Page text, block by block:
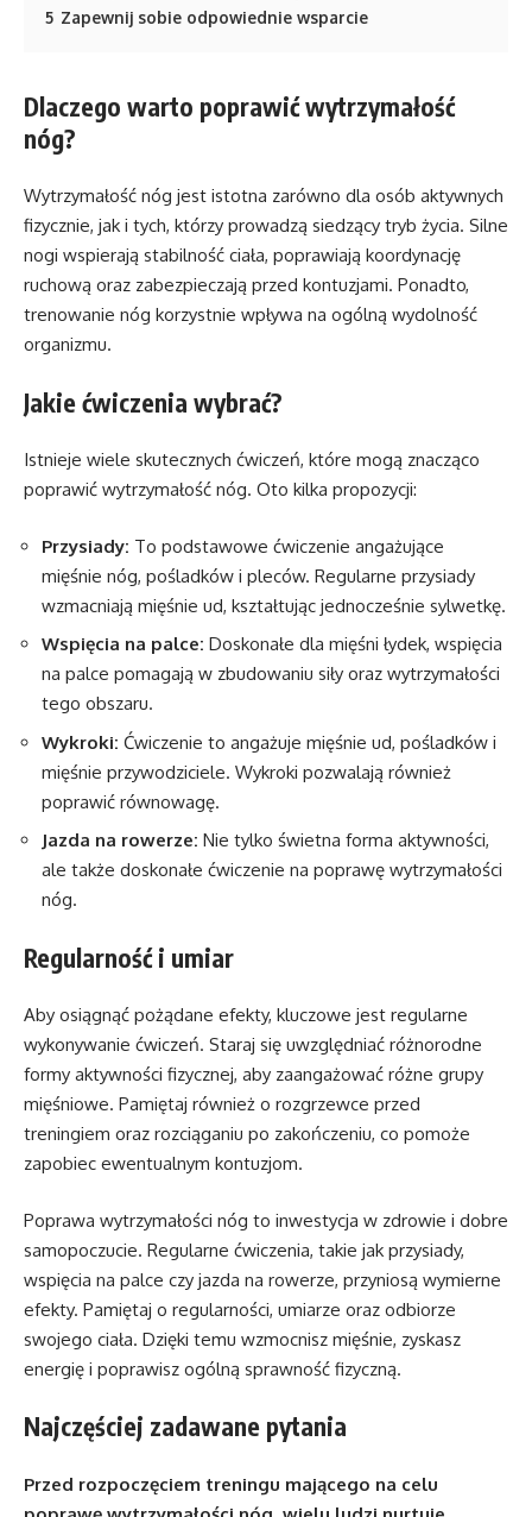
5 Zapewnij sobie odpowiednie wsparcie
Dlaczego warto poprawić wytrzymałość
nóg?
Wytrzymałość nóg jest istotna zarówno dla osób aktywnych
fizycznie, jak i tych, którzy prowadzą siedzący tryb życia. Silne
nogi wspierają stabilność ciała, poprawiają koordynację
ruchową oraz zabezpieczają przed kontuzjami. Ponadto,
trenowanie nóg korzystnie wpływa na ogólną wydolność
organizmu.
Jakie ćwiczenia wybrać?
Istnieje wiele skutecznych ćwiczeń, które mogą znacząco
poprawić wytrzymałość nóg. Oto kilka propozycji:
Przysiady: To podstawowe ćwiczenie angażujące
mięśnie nóg, pośladków i pleców. Regularne przysiady
wzmacniają mięśnie ud, kształtując jednocześnie sylwetkę.
Wspięcia na palce: Doskonałe dla mięśni łydek, wspięcia
na palce pomagają w zbudowaniu siły oraz wytrzymałości
tego obszaru.
Wykroki: Ćwiczenie to angażuje mięśnie ud, pośladków i
mięśnie przywodziciele. Wykroki pozwalają również
poprawić równowagę.
Jazda na rowerze: Nie tylko świetna forma aktywności,
ale także doskonałe ćwiczenie na poprawę wytrzymałości
nóg.
Regularność i umiar
Aby osiągnąć pożądane efekty, kluczowe jest regularne
wykonywanie ćwiczeń. Staraj się uwzględniać różnorodne
formy aktywności fizycznej, aby zaangażować różne grupy
mięśniowe. Pamiętaj również o rozgrzewce przed
treningiem oraz rozciąganiu po zakończeniu, co pomoże
zapobiec ewentualnym kontuzjom.
Poprawa wytrzymałości nóg to inwestycja w zdrowie i dobre
samopoczucie. Regularne ćwiczenia, takie jak przysiady,
wspięcia na palce czy jazda na rowerze, przyniosą wymierne
efekty. Pamiętaj o regularności, umiarze oraz odbiorze
swojego ciała. Dzięki temu wzmocnisz mięśnie, zyskasz
energię i poprawisz ogólną sprawność fizyczną.
Najczęściej zadawane pytania
Przed rozpoczęciem treningu mającego na celu